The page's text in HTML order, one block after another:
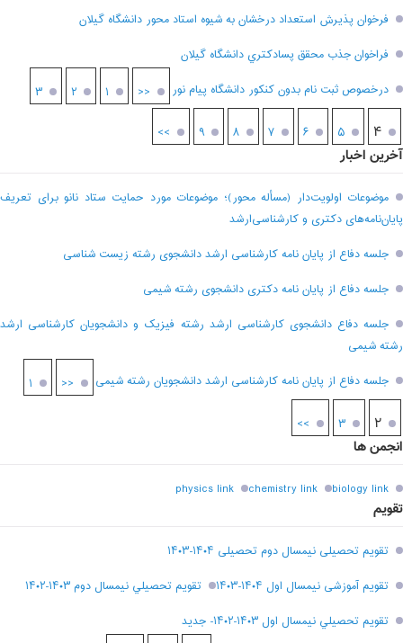
فرخوان پذيرش استعداد درخشان به شيوه استاد محور دانشگاه گيلان
فراخوان جذب محقق پسادکتري دانشگاه گيلان
درخصوص ثبت نام بدون کنکور دانشگاه پیام نور
<< ۱ ۲ ۳
۴ ۵ ۶ ۷ ۸ ۹ >>
آخرین اخبار
موضوعات اولویت‌دار (مسأله محور)؛ موضوعات مورد حمایت ستاد نانو برای تعریف
پایان‌نامه‌های دکتری و کارشناسی‌ارشد
جلسه دفاع از پایان نامه کارشناسی ارشد دانشجوی رشته زیست شناسی
جلسه دفاع از پایان نامه دکتری دانشجوی رشته شیمی
جلسه دفاع دانشجوی کارشناسی ارشد رشته فیزیک و دانشجویان کارشناسی ارشد
رشته شیمی
جلسه دفاع از پایان نامه کارشناسی ارشد دانشجویان رشته شیمی
<< ۱
۲ ۳ >>
انجمن ها
biology link
chemistry link
physics link
تقویم
تقویم تحصیلی نیمسال دوم تحصیلی ۱۴۰۴-۱۴۰۳
تقویم آموزشی نیمسال اول ۱۴۰۴-۱۴۰۳
تقويم تحصيلي نيمسال دوم ۱۴۰۳-۱۴۰۲
تقويم تحصيلي نيمسال اول ۱۴۰۳-۱۴۰۲- جديد